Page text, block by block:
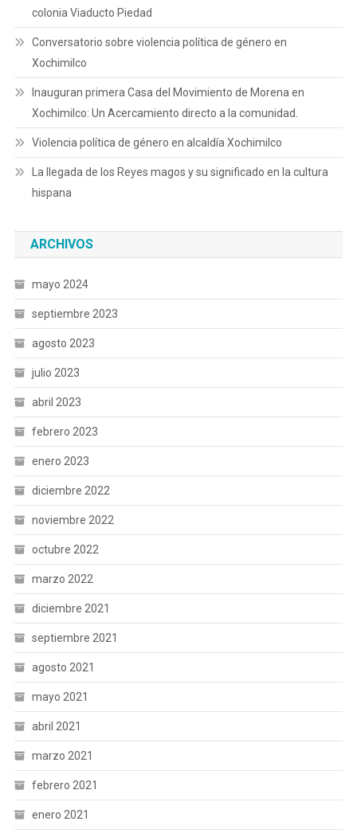
colonia Viaducto Piedad
Conversatorio sobre violencia política de género en
Xochimilco
Inauguran primera Casa del Movimiento de Morena en
Xochimilco: Un Acercamiento directo a la comunidad.
Violencia política de género en alcaldía Xochimilco
La llegada de los Reyes magos y su significado en la cultura
hispana
ARCHIVOS
mayo 2024
septiembre 2023
agosto 2023
julio 2023
abril 2023
febrero 2023
enero 2023
diciembre 2022
noviembre 2022
octubre 2022
marzo 2022
diciembre 2021
septiembre 2021
agosto 2021
mayo 2021
abril 2021
marzo 2021
febrero 2021
enero 2021